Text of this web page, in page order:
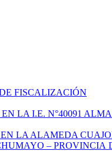
FISCALIZACIÓN
LA I.E. N°40091
LA ALAMEDA
– PROVINCIA